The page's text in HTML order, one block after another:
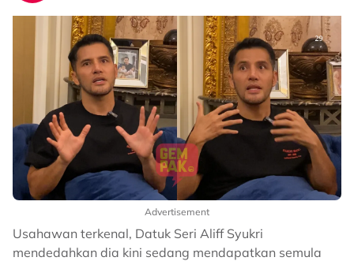
Advertisement
Usahawan terkenal, Datuk Seri Aliff Syukri
mendedahkan dia kini sedang mendapatkan semula